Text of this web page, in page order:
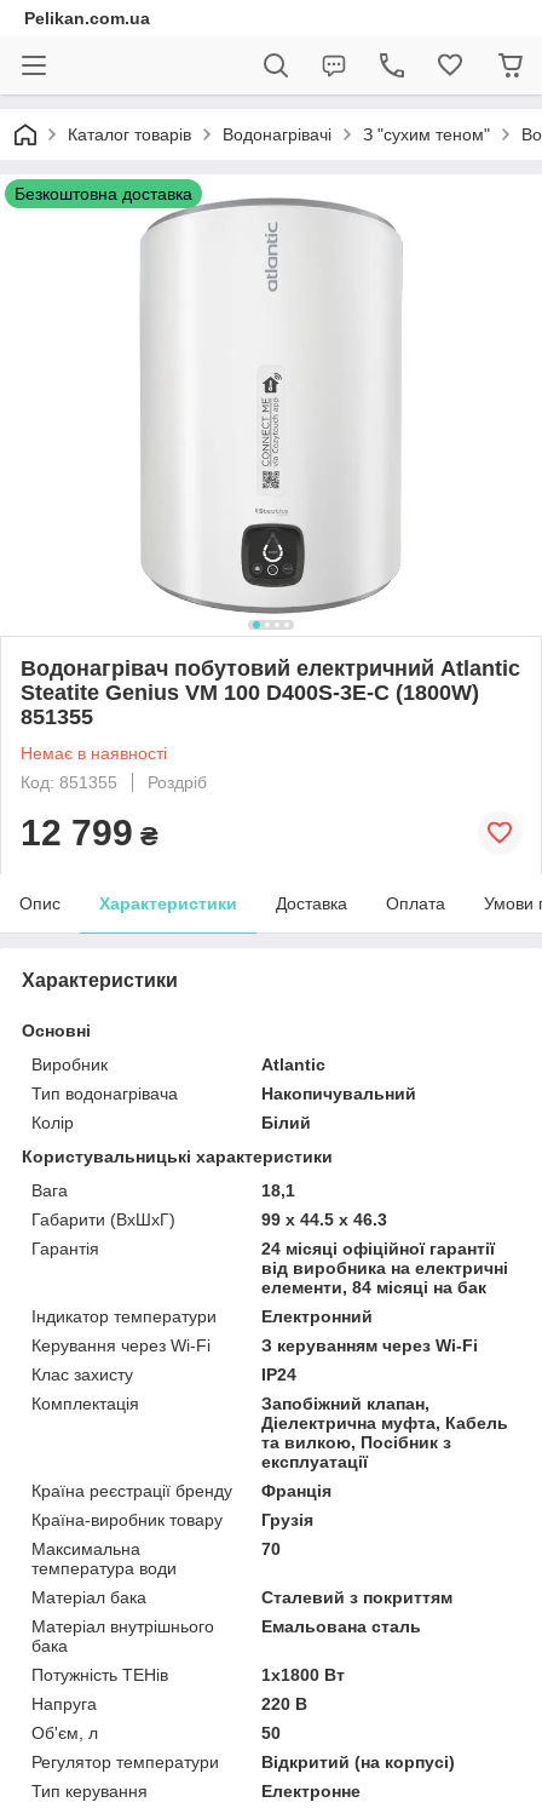
Pelikan.com.ua
Каталог товарів Водонагрівачі З "сухим теном"
Безкоштовна доставка
Водонагрівач побутовий електричний Atlantic
Steatite Genius VM 100 D400S-3E-C (1800W)
851355
Немає в наявності
Код: 851355
Роздріб
12 799 ₴
Опис Характеристики Доставка Оплата Умови
Характеристики
Основні
Виробник
Atlantic
Тип водонагрівача
Накопичувальний
Колір
Білий
Користувальницькі характеристики
Вага
18,1
Габарити (ВхШхГ)
99 х 44.5 х 46.3
Гарантія
24 місяці офіційної гарантії
від виробника на електричні
елементи, 84 місяці на бак
Індикатор температури
Електронний
Керування через Wi-Fi
З керуванням через Wi-Fi
Клас захисту
IP24
Комплектація
Запобіжний клапан,
Діелектрична муфта, Кабель
та вилкою, Посібник з
експлуатації
Країна реєстрації бренду
Франція
Країна-виробник товару
Грузія
Максимальна
температура води
70
Матеріал бака
Сталевий з покриттям
Матеріал внутрішнього
бака
Емальована сталь
Потужність ТЕНів
1х1800 Вт
Напруга
220 В
Об'єм, л
50
Регулятор температури
Відкритий (на корпусі)
Тип керування
Електронне